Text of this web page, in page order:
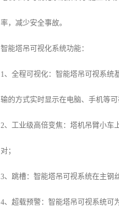
率，减少安全事故。
智能塔吊可视化系统功能：
1、全程可视化：智能塔吊可视系统
输的方式实时显示在电脑、手机等
2、工业级高倍变焦：塔机吊臂小车
对；
3、跳槽：智能塔吊可视系统在主钢
4、超载预警：智能塔吊可视系统可